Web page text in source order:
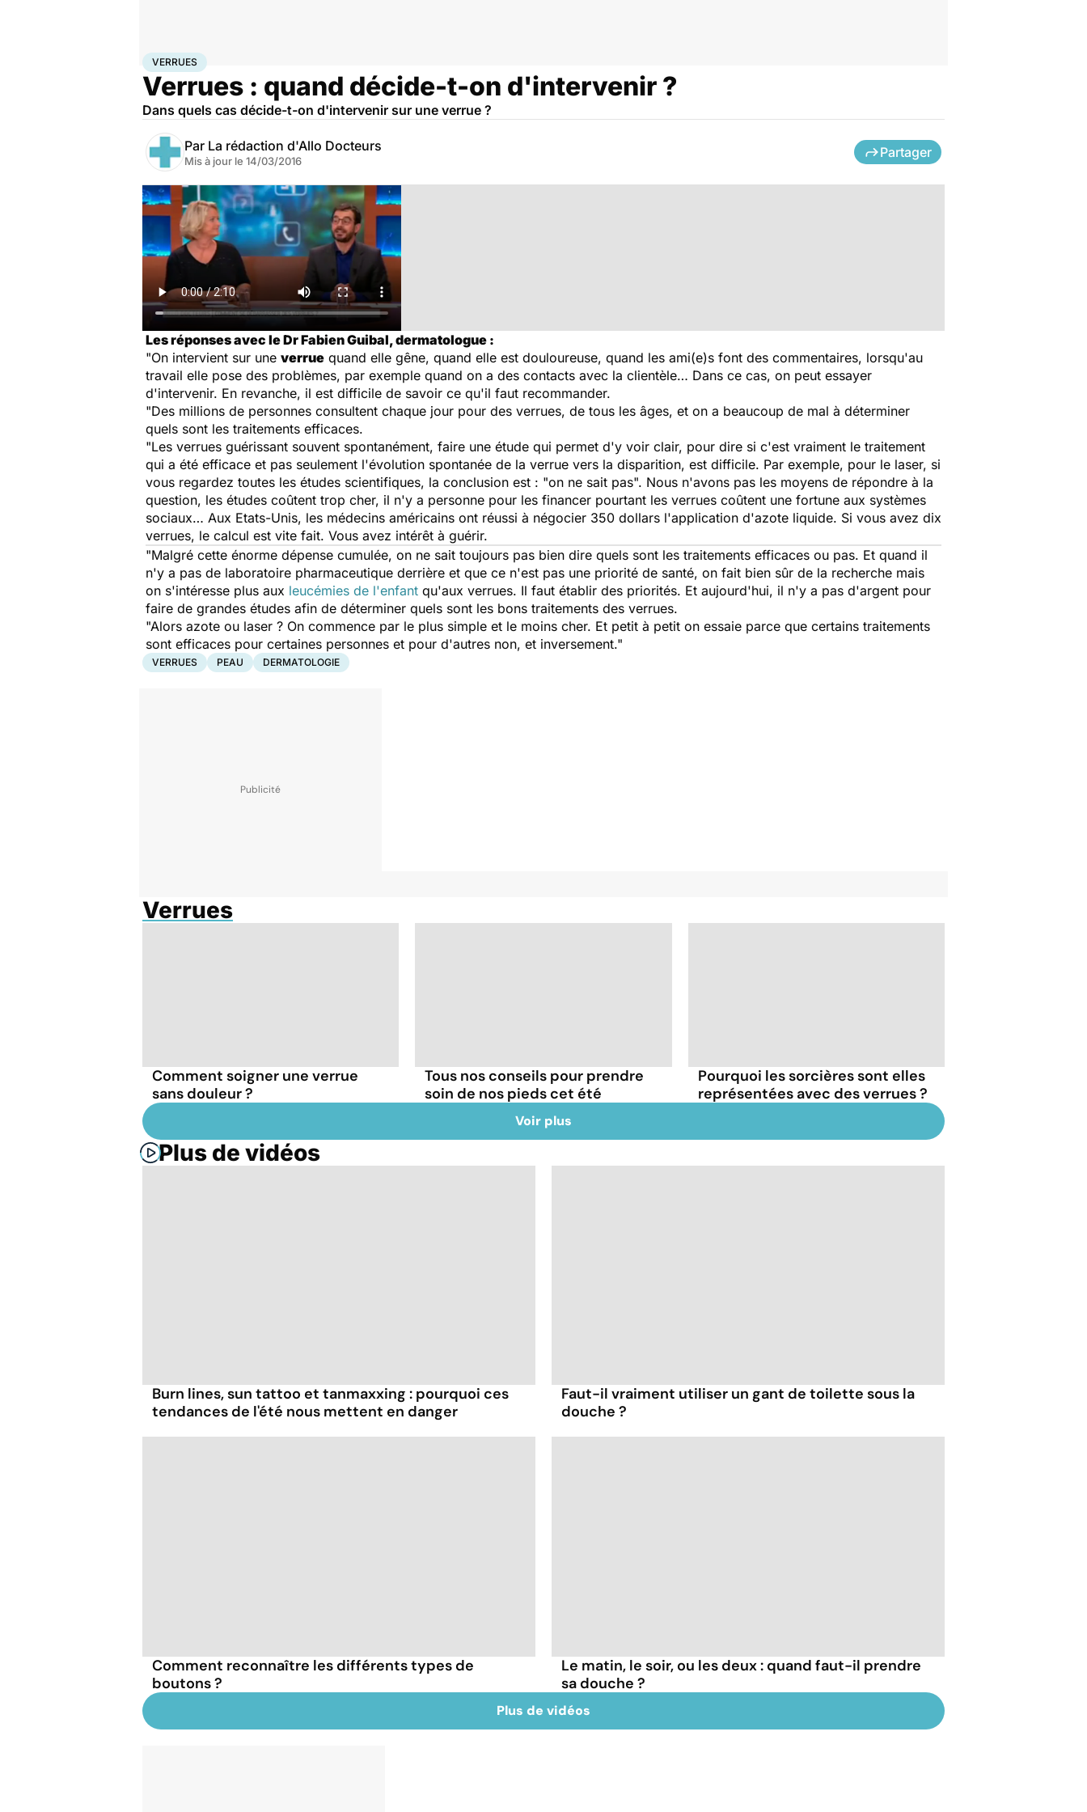
AccueilSanté Maladies
VERRUES
Verrues : quand décide-t-on d'intervenir ?
Dans quels cas décide-t-on d'intervenir sur une verrue ?
Par La rédaction d'Allo Docteurs
Mis à jour le 14/03/2016
Partager
Les réponses avec le Dr Fabien Guibal, dermatologue :
"On intervient sur une verrue quand elle gêne, quand elle est douloureuse, quand les ami(e)s font des commentaires, lorsqu'au
travail elle pose des problèmes, par exemple quand on a des contacts avec la clientèle… Dans ce cas, on peut essayer
d'intervenir. En revanche, il est difficile de savoir ce qu'il faut recommander.
"Des millions de personnes consultent chaque jour pour des verrues, de tous les âges, et on a beaucoup de mal à déterminer
quels sont les traitements efficaces.
"Les verrues guérissant souvent spontanément, faire une étude qui permet d'y voir clair, pour dire si c'est vraiment le traitement
qui a été efficace et pas seulement l'évolution spontanée de la verrue vers la disparition, est difficile. Par exemple, pour le laser, si
vous regardez toutes les études scientifiques, la conclusion est : "on ne sait pas". Nous n'avons pas les moyens de répondre à la
question, les études coûtent trop cher, il n'y a personne pour les financer pourtant les verrues coûtent une fortune aux systèmes
sociaux… Aux Etats-Unis, les médecins américains ont réussi à négocier 350 dollars l'application d'azote liquide. Si vous avez dix
verrues, le calcul est vite fait. Vous avez intérêt à guérir.
"Malgré cette énorme dépense cumulée, on ne sait toujours pas bien dire quels sont les traitements efficaces ou pas. Et quand il
n'y a pas de laboratoire pharmaceutique derrière et que ce n'est pas une priorité de santé, on fait bien sûr de la recherche mais
on s'intéresse plus aux leucémies de l'enfant qu'aux verrues. Il faut établir des priorités. Et aujourd'hui, il n'y a pas d'argent pour
faire de grandes études afin de déterminer quels sont les bons traitements des verrues.
"Alors azote ou laser ? On commence par le plus simple et le moins cher. Et petit à petit on essaie parce que certains traitements
sont efficaces pour certaines personnes et pour d'autres non, et inversement."
VERRUES PEAU DERMATOLOGIE
Verrues
Comment soigner une verrue
sans douleur ?
Tous nos conseils pour prendre
soin de nos pieds cet été
Pourquoi les sorcières sont elles
représentées avec des verrues ?
Voir plus
Plus de vidéos
Burn lines, sun tattoo et tanmaxxing : pourquoi ces
tendances de l'été nous mettent en danger
Faut-il vraiment utiliser un gant de toilette sous la
douche ?
Comment reconnaître les différents types de
boutons ?
Le matin, le soir, ou les deux : quand faut-il prendre
sa douche ?
Plus de vidéos